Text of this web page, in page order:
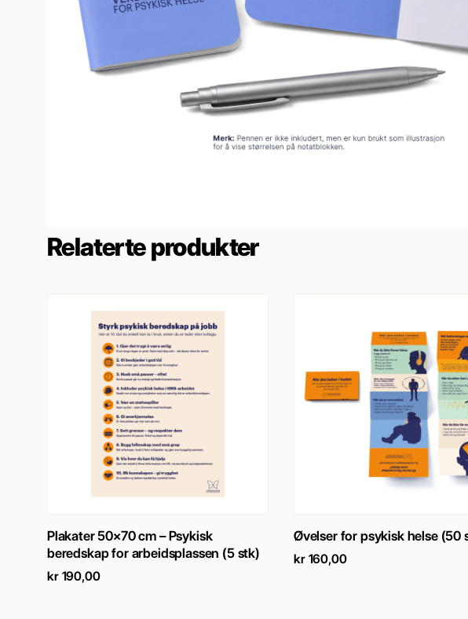
Relaterte produkter
SE PRODUKT→
Plakater 50×70 cm – Psykisk
beredskap for arbeidsplassen (5 stk)
kr190,00
SE PRODUKT→
Øvelser for psykisk helse (50
kr160,00